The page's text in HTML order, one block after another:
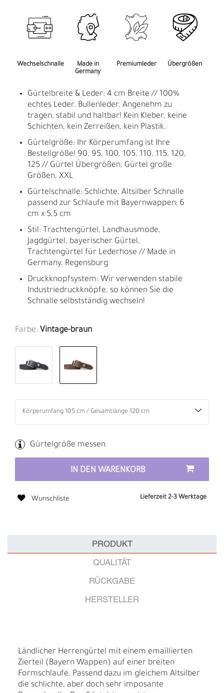
Wechselschnalle
Made in
Germany
Premiumleder Übergrößen
Gürtelbreite & Leder: 4 cm Breite // 100%
echtes Leder. Bullenleder. Angenehm zu
tragen, stabil und haltbar! Kein Kleber, keine
Schichten, kein Zerreißen, kein Plastik.
Gürtelgröße: Ihr Körperumfang ist Ihre
Bestellgröße! 90, 95, 100, 105, 110, 115, 120,
125 // Gürtel Übergrößen, Gürtel große
Größen, XXL
Gürtelschnalle: Schlichte, Altsilber Schnalle
passend zur Schlaufe mit Bayernwappen; 6
cm x 5,5 cm
Stil: Trachtengürtel, Landhausmode,
Jagdgürtel, bayerischer Gürtel,
Trachtengürtel für Lederhose // Made in
Germany, Regensburg
Druckknopfsystem: Wir verwenden stabile
Industriedruckknöpfe, so können Sie die
Schnalle selbstständig wechseln!
Farbe: Vintage-braun
Gürtelgröße messen
IN DEN WARENKORB
Wunschliste Lieferzeit 2-3 Werktage
PRODUKT
QUALITÄT
RÜCKGABE
HERSTELLER
Ländlicher Herrengürtel mit einem emaillierten
Zierteil (Bayern Wappen) auf einer breiten
Formschlaufe. Passend dazu im gleichem Altsilber
die schlichte, aber doch sehr imposante